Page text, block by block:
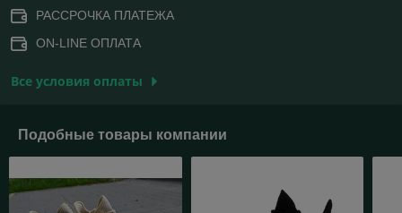
РАССРОЧКА ПЛАТЕЖА
ON-LINE ОПЛАТА
Все условия оплаты
Подобные товары компании